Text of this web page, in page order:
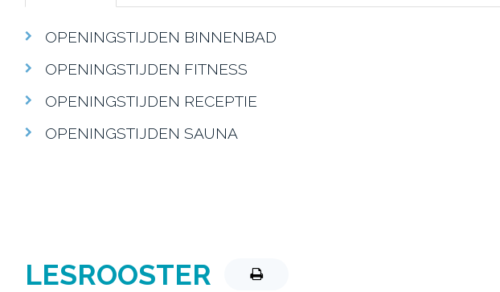
OPENINGSTIJDEN BINNENBAD
OPENINGSTIJDEN FITNESS
OPENINGSTIJDEN RECEPTIE
OPENINGSTIJDEN SAUNA
LESROOSTER